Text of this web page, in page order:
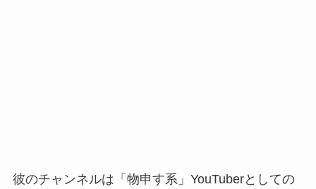
彼のチャンネルは「物申す系」YouTuberとしての